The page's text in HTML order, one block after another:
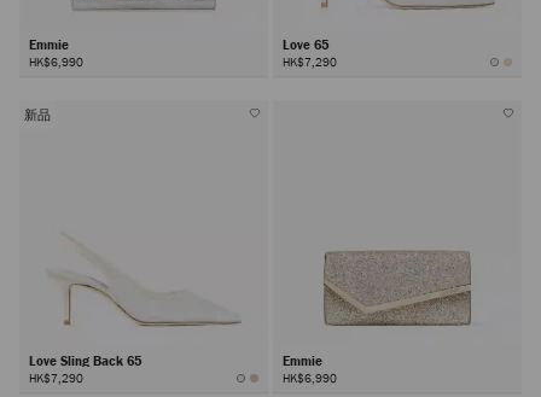
Emmie
HK$6,990
Love 65
HK$7,290
新品
Love Sling Back 65
HK$7,290
Emmie
HK$6,990